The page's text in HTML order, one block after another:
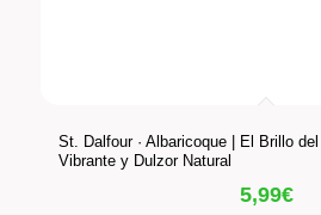
St. Dalfour · Albaricoque | El Brillo
Vibrante y Dulzor Natural
5,99€